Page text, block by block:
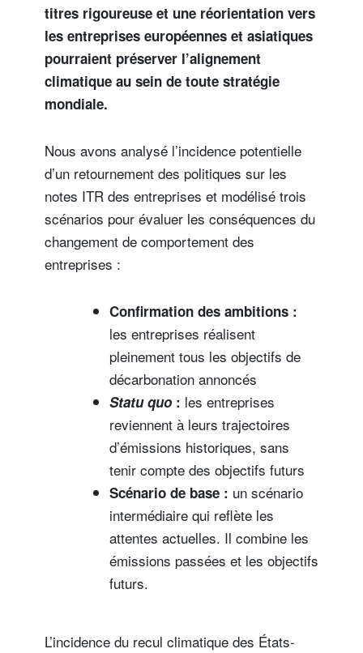
titres rigoureuse et une réorientation vers
les entreprises européennes et asiatiques
pourraient préserver l’alignement
climatique au sein de toute stratégie
mondiale.
Nous avons analysé l’incidence potentielle
d’un retournement des politiques sur les
notes ITR des entreprises et modélisé trois
scénarios pour évaluer les conséquences du
changement de comportement des
entreprises :
Confirmation des ambitions :
les entreprises réalisent
pleinement tous les objectifs de
décarbonation annoncés
Statu quo : les entreprises
reviennent à leurs trajectoires
d’émissions historiques, sans
tenir compte des objectifs futurs
Scénario de base : un scénario
intermédiaire qui reflète les
attentes actuelles. Il combine les
émissions passées et les objectifs
futurs.
L’incidence du recul climatique des États-